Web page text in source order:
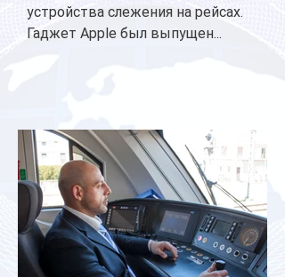
устройства слежения на рейсах.
Гаджет Apple был выпущен...